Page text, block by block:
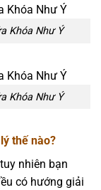
Khóa Như Ý
Khóa Như Ý
thế nào?
nhiên bạn
có hướng giải